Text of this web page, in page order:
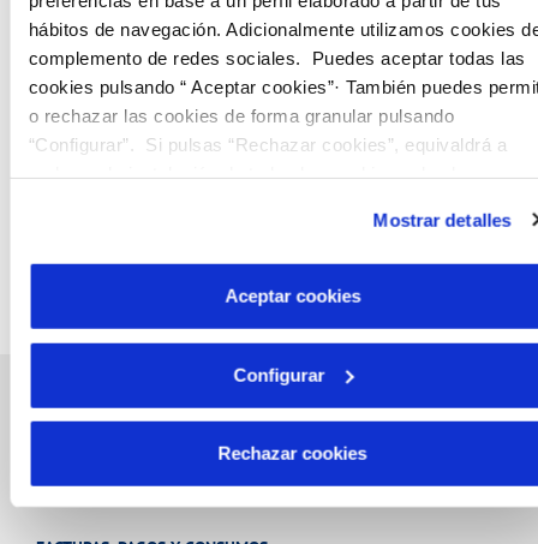
hábitos de navegación. Adicionalmente utilizamos cookies
complemento de redes sociales. Puedes aceptar todas las
cookies pulsando “ Aceptar cookies”· También puedes
o rechazar las cookies de forma granular pulsando
“Configurar”. Si pulsas “Rechazar cookies”, equivaldrá a
funcione y que por tanto no se pueden desactivar. Puedes
consultar más información en nuestraPolítica de Cookies
Mostrar detalles
Aceptar cookies
Configurar
Rechazar cookies